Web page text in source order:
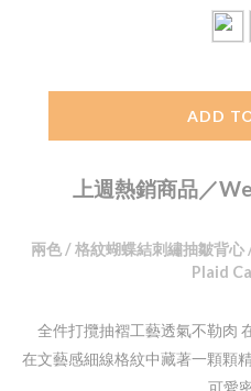
ADD
上週熱銷商品／
兩色 / 格紋蝴蝶結刺繡抽皺背
Plaid
全件打攬抽褶工藝透氣不勒肉
在文藝感細線格紋中藏著一顆顆
可愛